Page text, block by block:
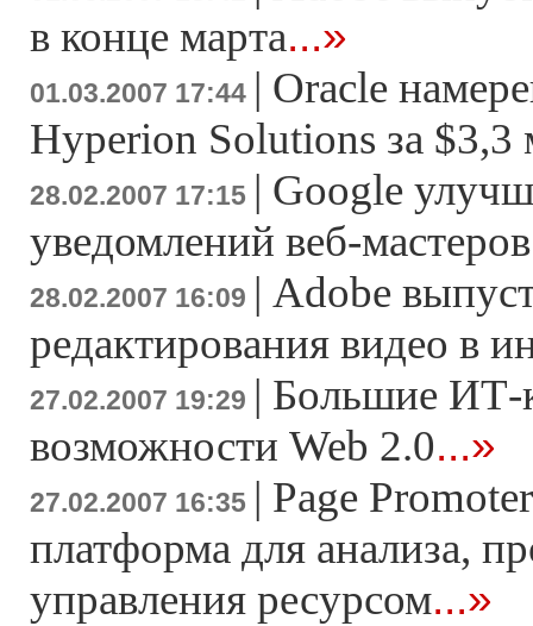
в конце марта...»
01.03.2007 17:44 | Oracle
Hyperion Solutions за
28.02.2007 17:15 | Google
уведомлений веб-мастеров
28.02.2007 16:09 | Adobe
редактирования видео в
27.02.2007 19:29 | Большие ИТ-
возможности Web 2.0...»
27.02.2007 16:35 | Page
платформа для анализа,
управления ресурсом...»